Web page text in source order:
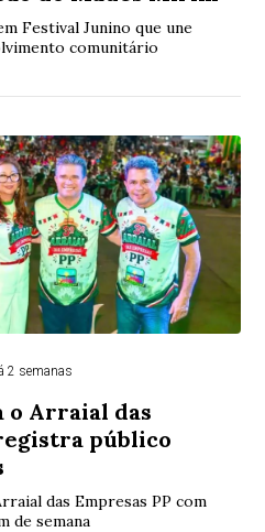
Festival Junino que une
comunitário
2 semanas
Arraial das
público
das Empresas PP com
de semana